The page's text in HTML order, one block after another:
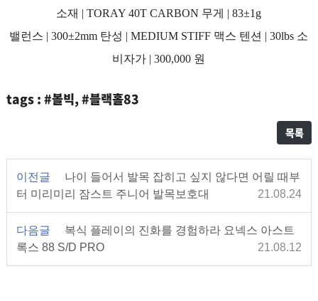
소재 | TORAY 40T CARBON 무게 | 83±1g
밸런스 | 300±2mm 탄성 | MEDIUM STIFF 맥스 텐션 | 30lbs 소
비자가 | 300,000 원
tags : #볼빅, #블랙홀83
목록
이전글
나이 들어서 발목 잡히고 싶지 않다면 어릴 때부
터 미리미리 잠스트 주니어 발목보호대
21.08.24
다음글
복식 플레이의 진화를 경험하라 요넥스 아스트
록스 88 S/D PRO
21.08.12